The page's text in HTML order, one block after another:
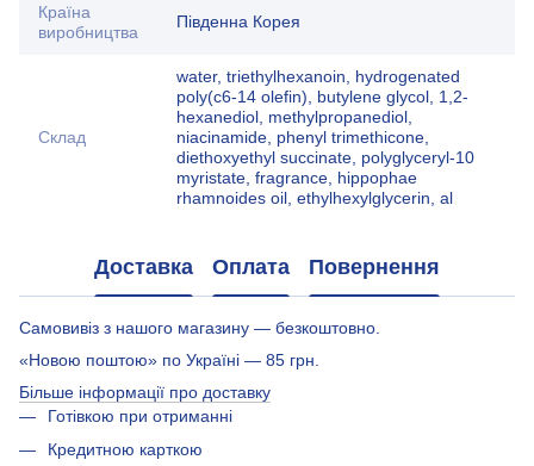
Країна
виробництва
Південна Корея
Склад
water, triethylhexanoin, hydrogenated
poly(c6-14 olefin), butylene glycol, 1,2-
hexanediol, methylpropanediol,
niacinamide, phenyl trimethicone,
diethoxyethyl succinate, polyglyceryl-10
myristate, fragrance, hippophae
rhamnoides oil, ethylhexylglycerin, al
Доставка Оплата Повернення
Самовивіз з нашого магазину — безкоштовно.
«Новою поштою» по Україні — 85 грн.
Більше інформації про доставку
Готівкою при отриманні
Кредитною карткою